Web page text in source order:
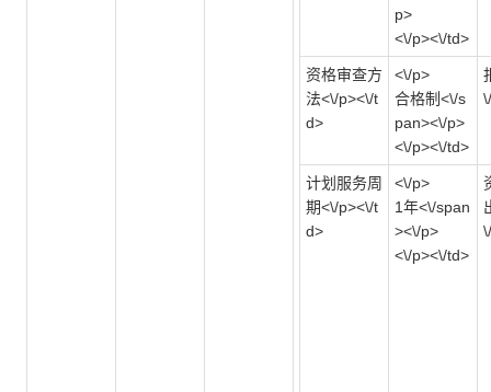
p>
<\/p><\/td>
资格审查方
法<\/p><\/t
d>
<\/p>
合格制<\/s
pan><\/p>
<\/p><\/td>
计划服务周
期<\/p><\/t
d>
<\/p>
1年<\/span
><\/p>
<\/p><\/td>